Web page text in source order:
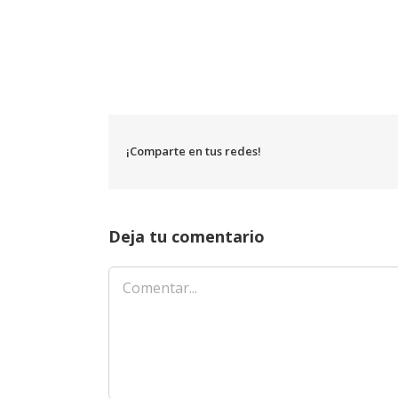
¡Comparte en tus redes!
Deja tu comentario
Comentar